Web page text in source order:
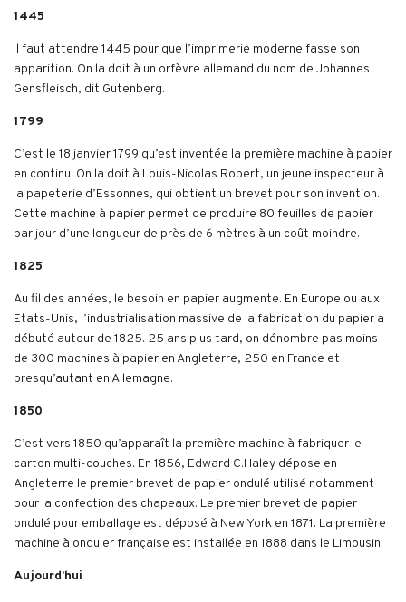
1445
Il faut attendre 1445 pour que l’imprimerie moderne fasse son
apparition. On la doit à un orfèvre allemand du nom de Johannes
Gensfleisch, dit Gutenberg.
1799
C’est le 18 janvier 1799 qu’est inventée la première machine à papier
en continu. On la doit à Louis-Nicolas Robert, un jeune inspecteur à
la papeterie d’Essonnes, qui obtient un brevet pour son invention.
Cette machine à papier permet de produire 80 feuilles de papier
par jour d’une longueur de près de 6 mètres à un coût moindre.
1825
Au fil des années, le besoin en papier augmente. En Europe ou aux
Etats-Unis, l’industrialisation massive de la fabrication du papier a
débuté autour de 1825. 25 ans plus tard, on dénombre pas moins
de 300 machines à papier en Angleterre, 250 en France et
presqu’autant en Allemagne.
1850
C’est vers 1850 qu’apparaît la première machine à fabriquer le
carton multi-couches. En 1856, Edward C.Haley dépose en
Angleterre le premier brevet de papier ondulé utilisé notamment
pour la confection des chapeaux. Le premier brevet de papier
ondulé pour emballage est déposé à New York en 1871. La première
machine à onduler française est installée en 1888 dans le Limousin.
Aujourd’hui